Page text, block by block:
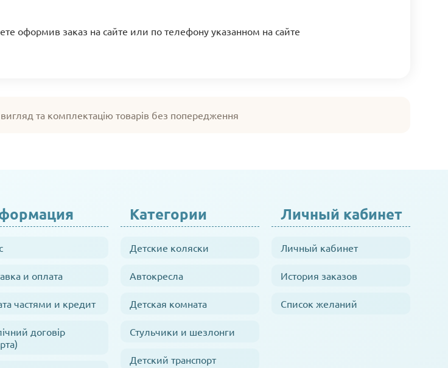
оформив заказ на сайте или по телефону указанном на сайте
та комплектацію товарів без попередження
и оплата
частями и кредит
договір
Категории
Детские коляски
Автокресла
Детская комната
Стульчики и шезлонги
Детский транспорт
Личный кабинет
Личный кабинет
История заказов
Список желаний